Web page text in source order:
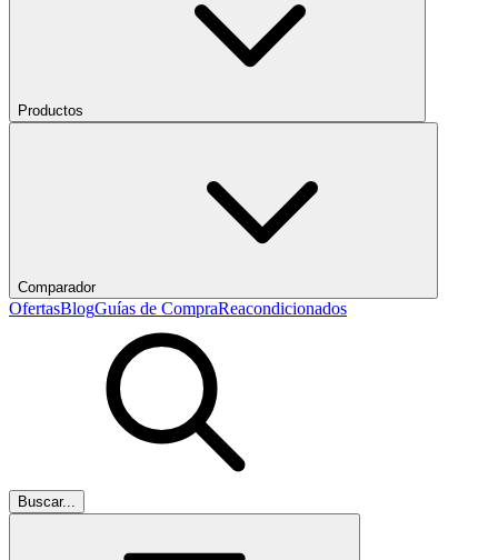
Productos
Comparador
OfertasBlogGuías de CompraReacondicionados
Buscar...